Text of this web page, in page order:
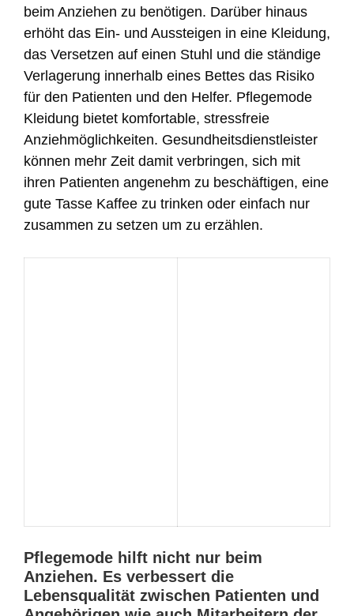
beim Anziehen zu benötigen. Darüber hinaus
erhöht das Ein- und Aussteigen in eine Kleidung,
das Versetzen auf einen Stuhl und die ständige
Verlagerung innerhalb eines Bettes das Risiko
für den Patienten und den Helfer. Pflegemode
Kleidung bietet komfortable, stressfreie
Anziehmöglichkeiten. Gesundheitsdienstleister
können mehr Zeit damit verbringen, sich mit
ihren Patienten angenehm zu beschäftigen, eine
gute Tasse Kaffee zu trinken oder einfach nur
zusammen zu setzen um zu erzählen.
Pflegemode hilft nicht nur beim
Anziehen. Es verbessert die
Lebensqualität zwischen Patienten und